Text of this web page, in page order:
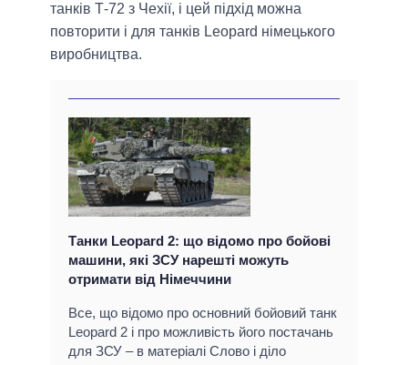
танків Т-72 з Чехії, і цей підхід можна
повторити і для танків Leopard німецького
виробництва.
Танки Leopard 2: що відомо про бойові
машини, які ЗСУ нарешті можуть
отримати від Німеччини
Все, що відомо про основний бойовий танк
Leopard 2 і про можливість його постачань
для ЗСУ – в матеріалі Слово і діло